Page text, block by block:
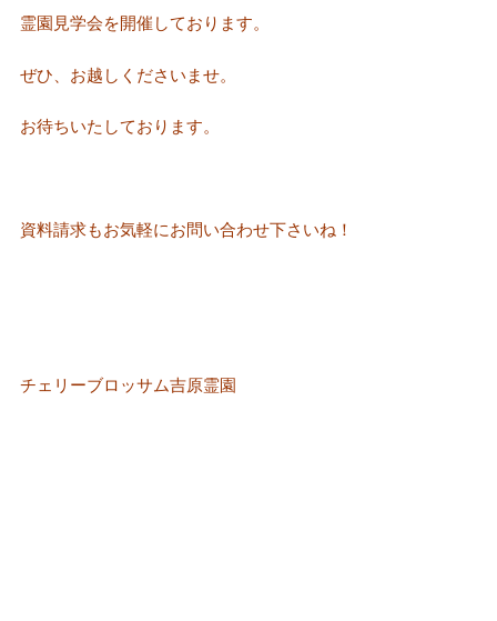
霊園見学会を開催しております。
ぜひ、お越しくださいませ。
お待ちいたしております。
資料請求もお気軽にお問い合わせ下さいね！
チェリーブロッサム吉原霊園